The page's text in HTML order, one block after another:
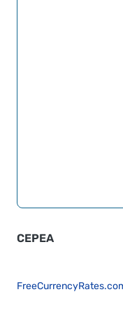
CEPEA